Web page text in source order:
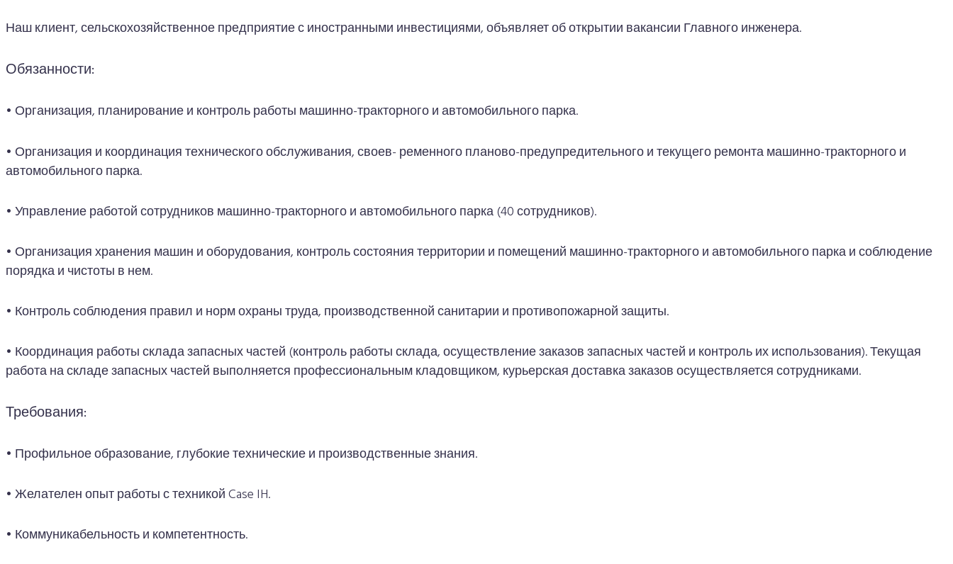
Наш клиент, сельскохозяйственное предприятие с иностранными инвестициями, объявляет об открытии вакансии Главного инженера.
Обязанности:
• Организация, планирование и контроль работы машинно-тракторного и автомобильного парка.
• Организация и координация технического обслуживания, своев- ременного планово-предупредительного и текущего ремонта машинно-тракторного и
автомобильного парка.
• Управление работой сотрудников машинно-тракторного и автомобильного парка (40 сотрудников).
• Организация хранения машин и оборудования, контроль состояния территории и помещений машинно-тракторного и автомобильного парка и соблюдение
порядка и чистоты в нем.
• Контроль соблюдения правил и норм охраны труда, производственной санитарии и противопожарной защиты.
• Координация работы склада запасных частей (контроль работы склада, осуществление заказов запасных частей и контроль их использования). Текущая
работа на складе запасных частей выполняется профессиональным кладовщиком, курьерская доставка заказов осуществляется сотрудниками.
Требования:
• Профильное образование, глубокие технические и производственные знания.
• Желателен опыт работы с техникой Case IH.
• Коммуникабельность и компетентность.